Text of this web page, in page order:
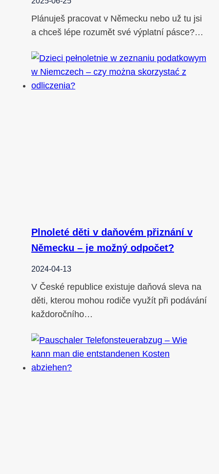
Plánuješ pracovat v Německu nebo už tu jsi
a chceš lépe rozumět své výplatní pásce?…
Plnoleté děti v daňovém přiznání v
Německu – je možný odpočet?
2024-04-13
V České republice existuje daňová sleva na
děti, kterou mohou rodiče využít při podávání
každoročního…